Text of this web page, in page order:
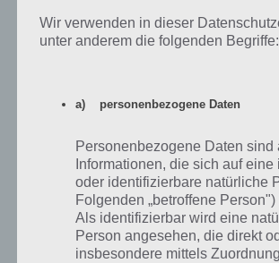
Die Rede ist wohl vom besten und bekanntesten
Die kostenlose Internetradio App TuneIn Radio
anzuhören – lediglich eine ständige
vorausgesetzt.
Für deinen iPod, iPhone und auch das iPad
aus dem iTunes Store und folgender Adresse:
Wir verwenden in dieser
unter anderem die folgenden Begriffe:
a) personenbezogene Daten
Personenbezogene Daten sind
Informationen, die sich auf
oder identifizierbare natürliche
Folgenden „betroffene
Als identifizierbar wird eine
Person angesehen, die direkt
insbesondere mittels